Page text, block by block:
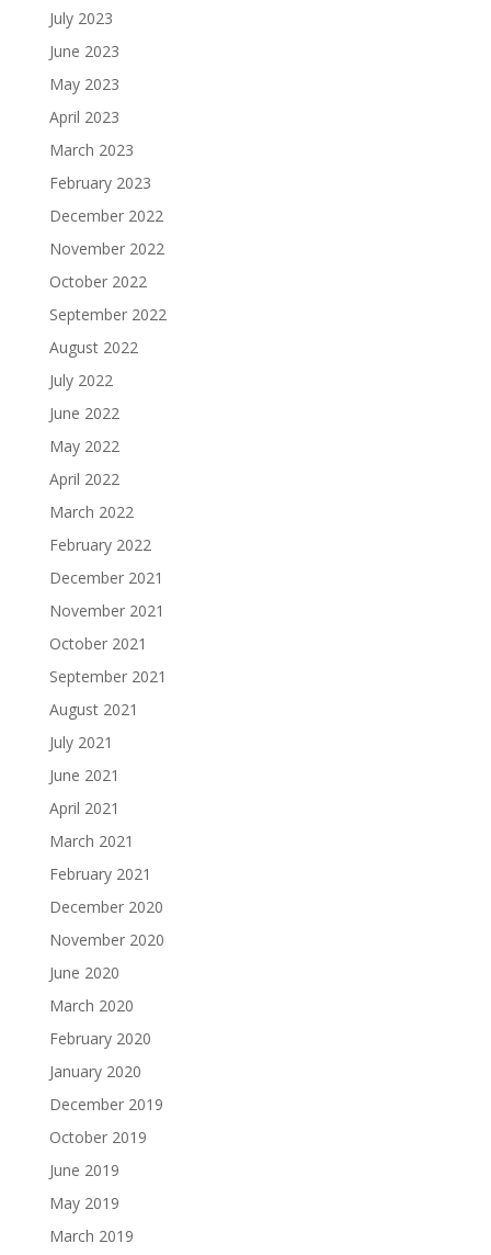
July 2023
June 2023
May 2023
April 2023
March 2023
February 2023
December 2022
November 2022
October 2022
September 2022
August 2022
July 2022
June 2022
May 2022
April 2022
March 2022
February 2022
December 2021
November 2021
October 2021
September 2021
August 2021
July 2021
June 2021
April 2021
March 2021
February 2021
December 2020
November 2020
June 2020
March 2020
February 2020
January 2020
December 2019
October 2019
June 2019
May 2019
March 2019